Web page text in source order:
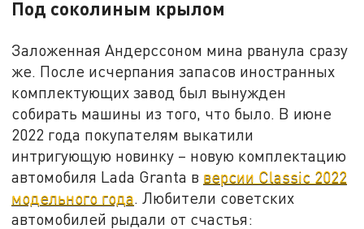
Под соколиным крылом
Заложенная Андерссоном мина рванула сразу
же. После исчерпания запасов иностранных
комплектующих завод был вынужден
собирать машины из того, что было. В июне
2022 года покупателям выкатили
интригующую новинку – новую комплектацию
автомобиля Lada Granta в версии Classic 2022
модельного года . Любители советских
автомобилей рыдали от счастья: